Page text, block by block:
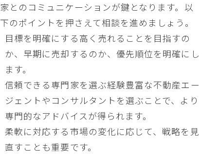
家とのコミュニケーションが鍵となります。以
下のポイントを押さえて相談を進めましょう。
目標を明確にする高く売れることを目指すの
か、早期に売却するのか、優先順位を明確にし
ます。
信頼できる専門家を選ぶ経験豊富な不動産エー
ジェントやコンサルタントを選ぶことで、より
専門的なアドバイスが得られます。
柔軟に対応する市場の変化に応じて、戦略を見
直すことも重要です。